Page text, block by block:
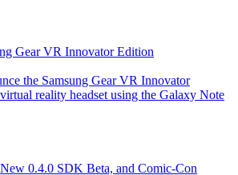
Gear VR Innovator Edition
the Samsung Gear VR Innovator
reality headset using the Galaxy Note
0.4.0 SDK Beta, and Comic-Con